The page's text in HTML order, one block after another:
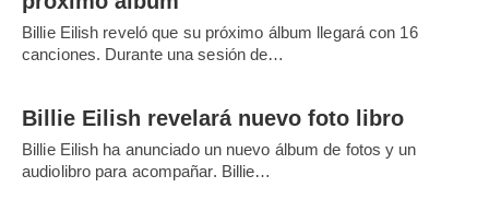
Billie Eilish reveló que su próximo álbum llegará con 16
canciones. Durante una sesión de…
Billie Eilish revelará nuevo foto libro
Billie Eilish ha anunciado un nuevo álbum de fotos y un
audiolibro para acompañar. Billie…